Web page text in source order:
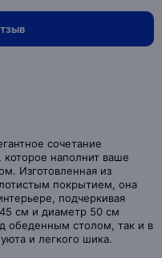
сочетание
которое наполнит ваше
Изготовленная из
покрытием, она
подчеркивая
см и диаметр 50 см
обеденным столом, так и в
и легкого шика.